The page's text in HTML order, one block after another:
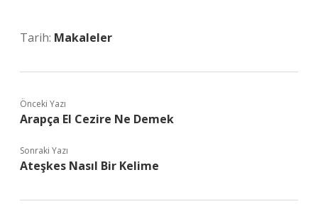
Tarih: Makaleler
Önceki Yazı
Arapça El Cezire Ne Demek
Sonraki Yazı
Ateşkes Nasıl Bir Kelime